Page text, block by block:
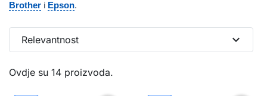
Brother i Epson.
Ovdje su 14 proizvoda.
Relevantnost expand_more